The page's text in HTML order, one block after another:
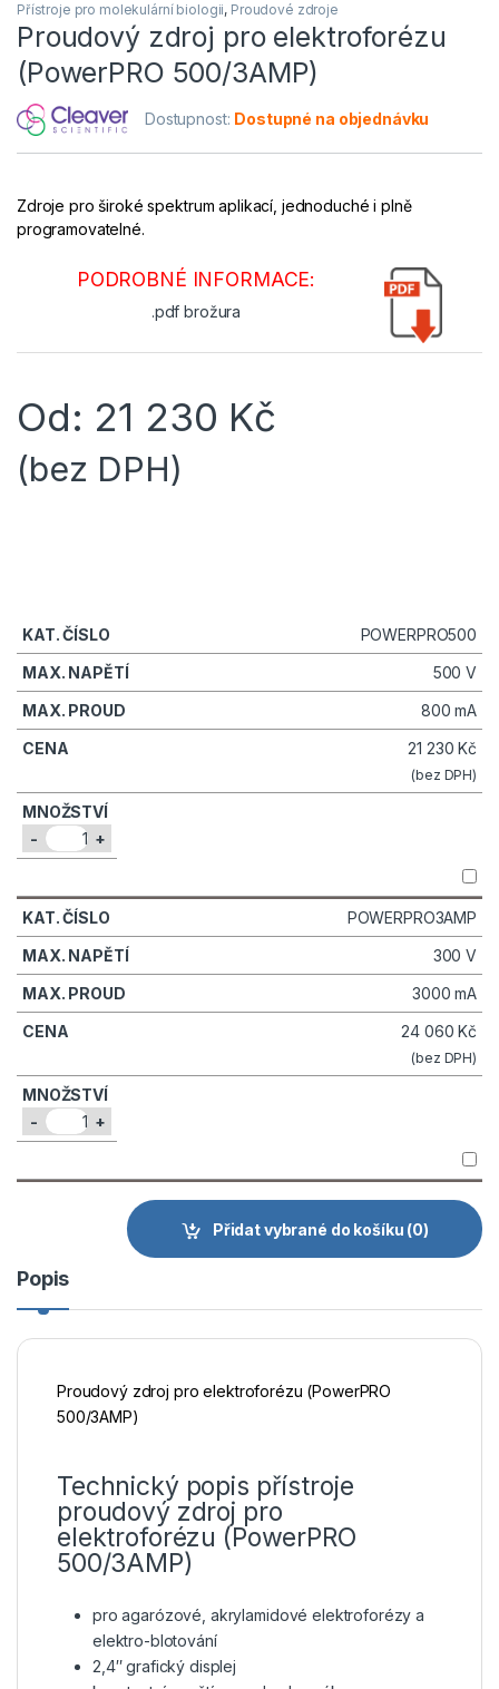
Přístroje pro molekulární biologii, Proudové zdroje
Proudový zdroj pro elektroforézu
(PowerPRO 500/3AMP)
Dostupnost: Dostupné na objednávku
Zdroje pro široké spektrum aplikací, jednoduché i plně
programovatelné.
PODROBNÉ INFORMACE:
.pdf brožura
Od: 21 230 Kč
(bez DPH)
POWERPRO500
500 V
800 mA
21 230 Kč
(bez DPH)
- +
POWERPRO3AMP
300 V
3000 mA
24 060 Kč
(bez DPH)
- +
Přidat vybrané do košíku (0)
Popis
Proudový zdroj pro elektroforézu (PowerPRO
500/3AMP)
Technický popis přístroje
proudový zdroj pro
elektroforézu (PowerPRO
500/3AMP)
pro agarózové, akrylamidové elektroforézy a
elektro-blotování
2,4″ grafický displej